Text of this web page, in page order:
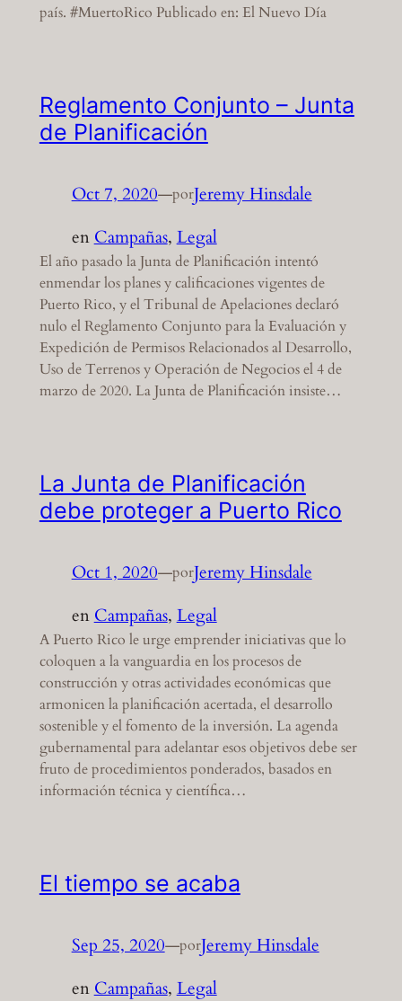
país. #MuertoRico Publicado en: El Nuevo Día
Reglamento Conjunto – Junta
de Planificación
Oct 7, 2020—porJeremy Hinsdale
en Campañas, Legal
El año pasado la Junta de Planificación intentó
enmendar los planes y calificaciones vigentes de
Puerto Rico, y el Tribunal de Apelaciones declaró
nulo el Reglamento Conjunto para la Evaluación y
Expedición de Permisos Relacionados al Desarrollo,
Uso de Terrenos y Operación de Negocios el 4 de
marzo de 2020. La Junta de Planificación insiste…
La Junta de Planificación
debe proteger a Puerto Rico
Oct 1, 2020—porJeremy Hinsdale
en Campañas, Legal
A Puerto Rico le urge emprender iniciativas que lo
coloquen a la vanguardia en los procesos de
construcción y otras actividades económicas que
armonicen la planificación acertada, el desarrollo
sostenible y el fomento de la inversión. La agenda
gubernamental para adelantar esos objetivos debe ser
fruto de procedimientos ponderados, basados en
información técnica y científica…
El tiempo se acaba
Sep 25, 2020—porJeremy Hinsdale
en Campañas, Legal